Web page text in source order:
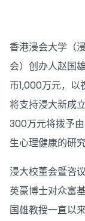
香港浸会大学（
会）创办人赵国
币1,000万元，
将支持浸大新成
300万元将拨予
生心理健康的研究
浸大校董会暨咨
英豪博士对众富
国雄教授一直以